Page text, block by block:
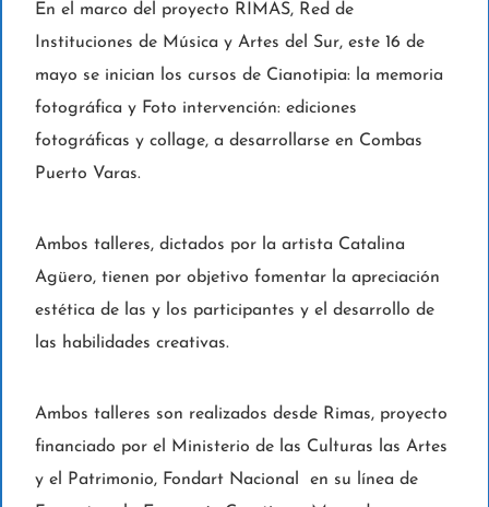
En el marco del proyecto RIMAS, Red de
Instituciones de Música y Artes del Sur, este 16 de
mayo se inician los cursos de Cianotipia: la memoria
fotográfica y Foto intervención: ediciones
fotográficas y collage, a desarrollarse en Combas
Puerto Varas.
Ambos talleres, dictados por la artista Catalina
Agüero, tienen por objetivo fomentar la apreciación
estética de las y los participantes y el desarrollo de
las habilidades creativas.
Ambos talleres son realizados desde Rimas, proyecto
financiado por el Ministerio de las Culturas las Artes
y el Patrimonio, Fondart Nacional en su línea de